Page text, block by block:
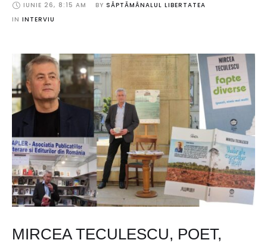
IUNIE 26, 8:15 AM BY SĂPTĂMÂNALUL LIBERTATEA
IN INTERVIU
MIRCEA TECULESCU, POET,